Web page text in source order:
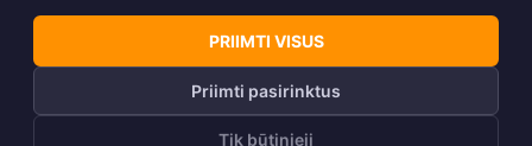
PRIIMTI VISUS
Priimti pasirinktus
Tik būtinieji